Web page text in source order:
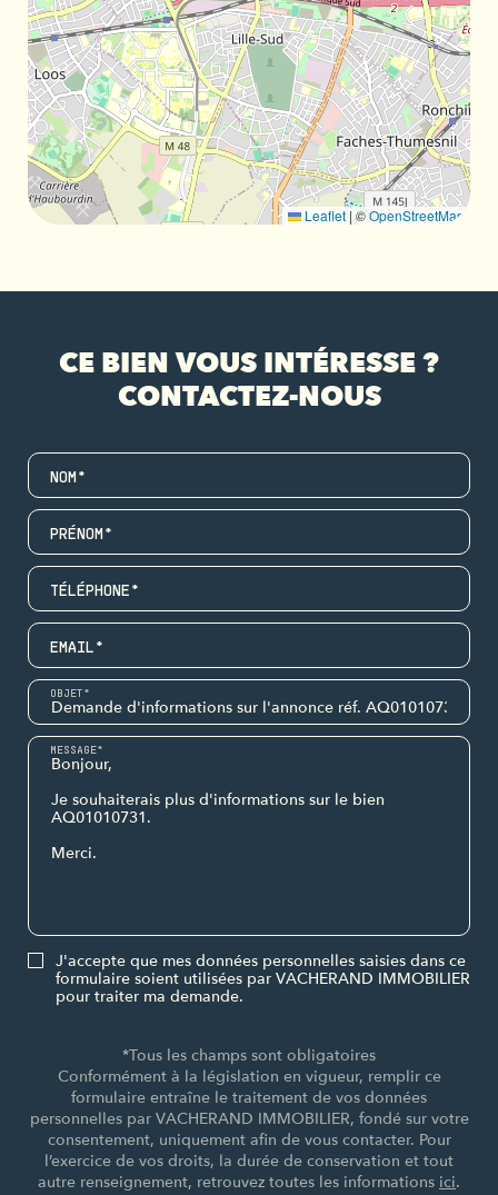
Leaflet|©OpenStreetMap
CE BIEN VOUS INTÉRESSE ?
CONTACTEZ-NOUS
NOM*
PRÉNOM*
TÉLÉPHONE*
EMAIL*
OBJET*
MESSAGE*
J'accepte que mes données personnelles saisies dans ce
formulaire soient utilisées par VACHERAND IMMOBILIER
pour traiter ma demande.
*Tous les champs sont obligatoires
Conformément à la législation en vigueur, remplir ce
formulaire entraîne le traitement de vos données
personnelles par VACHERAND IMMOBILIER, fondé sur votre
consentement, uniquement afin de vous contacter. Pour
l’exercice de vos droits, la durée de conservation et tout
autre renseignement, retrouvez toutes les informations ici.